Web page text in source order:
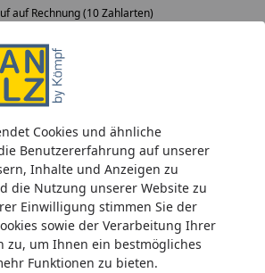
Cookies und ähnliche
Benutzererfahrung auf unserer
Inhalte und Anzeigen zu
die Nutzung unserer Website zu
Einwilligung stimmen Sie der
sowie der Verarbeitung Ihrer
zu, um Ihnen ein bestmögliches
Funktionen zu bieten.
auf Rechnung (10 Zahlarten)
Blockbohlenhäuser 28 mm
Namur - 28